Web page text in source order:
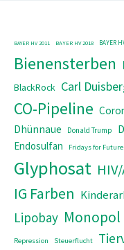
BAYER HV 2011 BAYER HV 2018 BAYER
Bienensterben
BlackRock Carl
CO-Pipeline
Dhünnaue Donald Trump
Endosulfan
Fridays for Future
Glyphosat
IG Farben
Lipobay Monopol
Repression Steuerflucht